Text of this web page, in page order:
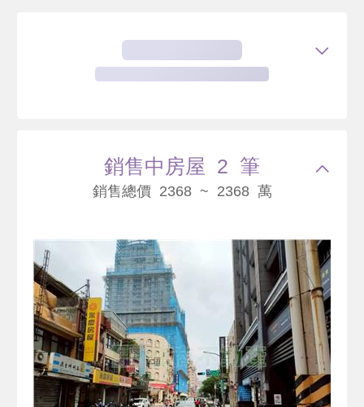
銷售中房屋 2 筆
銷售總價 2368 ~ 2368 萬